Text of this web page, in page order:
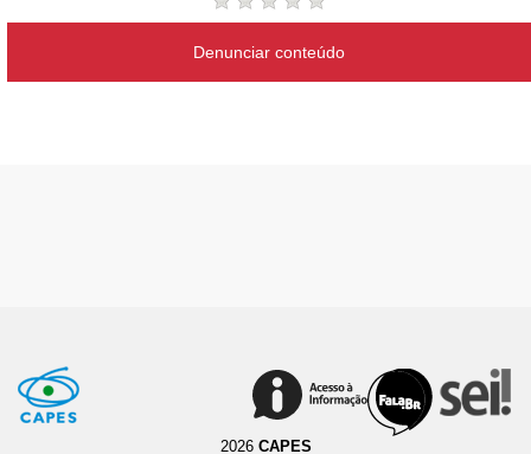
Denunciar conteúdo
2026 CAPES